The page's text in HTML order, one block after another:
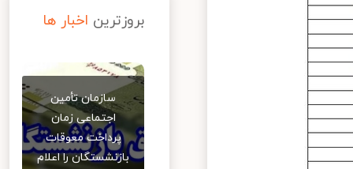
بروزترین اخبار ها
سازمان تأمین
اجتماعی زمان
پرداخت معوقات
بازنشستگان را اعلام